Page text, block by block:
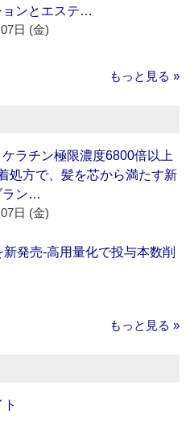
ョンとエステ…
日 (金)
もっと見る »
ケラチン極限濃度6800倍以上
処方で、髪を芯から満たす新
ラン…
日 (金)
発売‐高用量化で投与本数削
もっと見る »